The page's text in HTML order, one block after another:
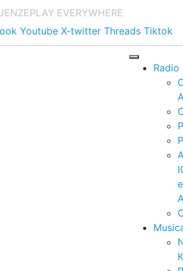
PLAY EVERYWHERE
Youtube X-twitter Threads Tiktok
Radio
e